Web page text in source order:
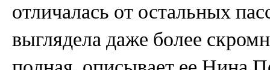
отличалась от остальных
выглядела даже более